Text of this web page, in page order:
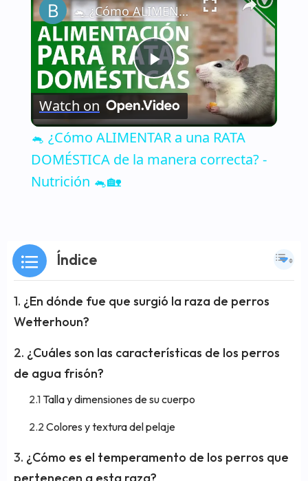
Play
Video
🐁 ¿Cómo ALIMENTAR a una RATA DOMÉSTICA de la manera correcta? - Nutrición 🐁🏡
Watch on
🐁 ¿Cómo ALIMENTAR a una RATA
DOMÉSTICA de la manera correcta? -
Nutrición 🐁🏡
Índice
¿En dónde fue que surgió la raza de perros
Wetterhoun?
¿Cuáles son las características de los perros
de agua frisón?
Talla y dimensiones de su cuerpo
Colores y textura del pelaje
¿Cómo es el temperamento de los perros que